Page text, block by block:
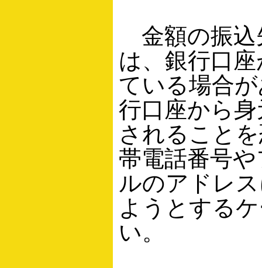
金額の振込
は、銀行口
ている場合
行口座から
されること
帯電話番号
ルのアドレ
ようとする
い。